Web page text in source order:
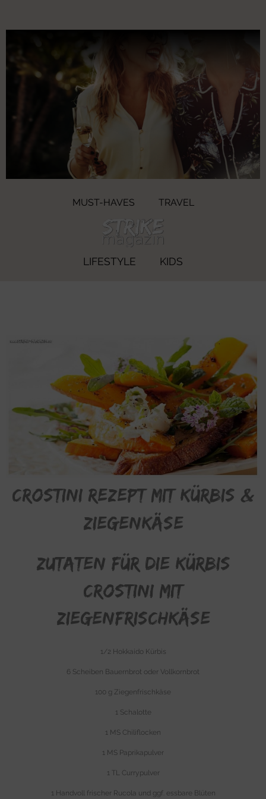
MUST-HAVES TRAVEL
LIFESTYLE KIDS
Crostini Rezept mit Kürbis &
Ziegenkäse
ZUTATEN FÜR DIE KÜRBIS
CROSTINI MIT
ZIEGENFRISCHKÄSE
1/2 Hokkaido Kürbis
6 Scheiben Bauernbrot oder Vollkornbrot
100 g Ziegenfrischkäse
1 Schalotte
1 MS Chiliflocken
1 MS Paprikapulver
1 TL Currypulver
1 Handvoll frischer Rucola und ggf. essbare Blüten